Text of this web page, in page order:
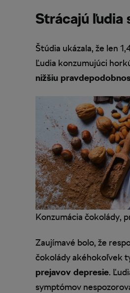
Strácajú ľudia
Štúdia ukázala, že len
Ľudia konzumujúci
nižšiu
Konzumácia čokolády,
Zaujímavé bolo, že
čokolády akéhokoľvek
prejavov depresie.
symptómov